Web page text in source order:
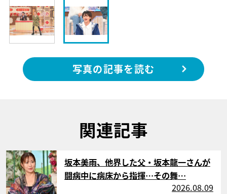
写真の記事を読む
関連記事
サムネイル
坂本美雨、他界した父・坂本龍一さんが
闘病中に病床から指揮…その舞…
2026.08.09